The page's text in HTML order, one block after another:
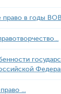
право в годы
...